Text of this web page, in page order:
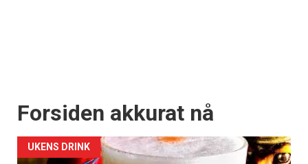
Forsiden akkurat nå
UKENS DRINK